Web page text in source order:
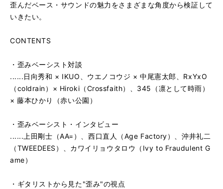
歪んだベース・サウンドの魅力をさまざまな角度から検証して
いきたい。
CONTENTS
・歪みベーシスト対談
......日向秀和 × IKUO、ウエノコウジ × 中尾憲太郎、RxYxO
（coldrain）× Hiroki（Crossfaith）、345（凛として時雨）
× 藤本ひかり（赤い公園）
・歪みベーシスト・インタビュー
......上田剛士（AA=）、西口直人（Age Factory）、沖井礼二
（TWEEDEES）、カワイリョウタロウ（Ivy to Fraudulent G
ame）
・ギタリストから見た"歪み"の視点